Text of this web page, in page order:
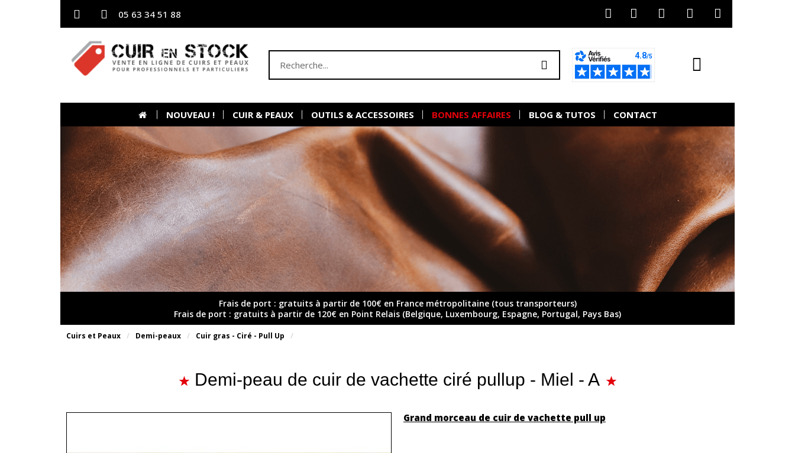
05 63 34 51 88
NOUVEAU ! CUIR & PEAUX OUTILS & ACCESSOIRES BONNES AFFAIRES BLOG & TUTOS CONTACT
Frais de port : gratuits à partir de 100€ en France métropolitaine (tous transporteurs)
Frais de port : gratuits à partir de 120€ en Point Relais (Belgique, Luxembourg, Espagne, Portugal, Pays Bas)
Cuirs et Peaux Demi-peaux Cuir gras - Ciré - Pull Up
Demi-peau de cuir de vachette ciré pullup - Miel - A
Grand morceau de cuir de vachette pull up